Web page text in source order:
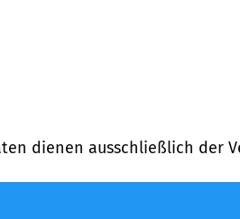
dienen ausschließlich der